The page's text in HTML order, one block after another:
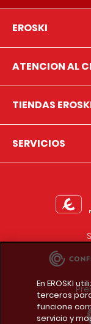
EROSKI
ATENCION AL
TIENDAS
SERVICIOS
En EROSKI
terceros
funcione
servicio y